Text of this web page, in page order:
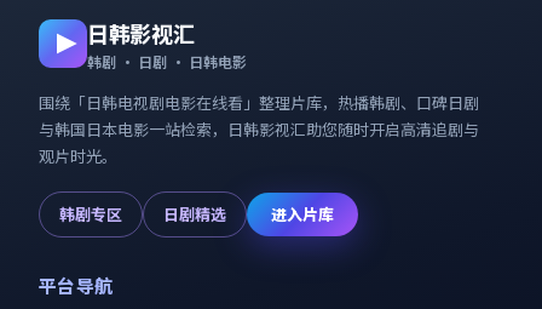
日韩影视汇
韩剧 · 日剧 · 日韩电影
围绕「日韩电视剧电影在线看 」整理片库，热播韩剧、口碑日剧
与韩国日本电影一站检索， 日韩影视汇助您随时开启高清追剧与
观片时光。
韩剧专区 日剧精选 进入片库
平台导航